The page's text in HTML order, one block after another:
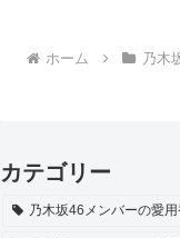
ホーム 乃木
カテゴリー
乃木坂46メンバーの愛